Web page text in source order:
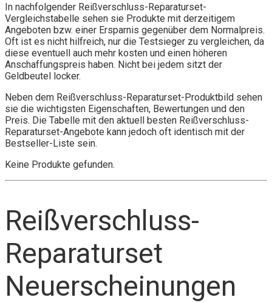
In nachfolgender Reißverschluss-Reparaturset-
Vergleichstabelle sehen sie Produkte mit derzeitigem
Angeboten bzw. einer Ersparnis gegenüber dem Normalpreis.
Oft ist es nicht hilfreich, nur die Testsieger zu vergleichen, da
diese eventuell auch mehr kosten und einen höheren
Anschaffungspreis haben. Nicht bei jedem sitzt der
Geldbeutel locker.
Neben dem Reißverschluss-Reparaturset-Produktbild sehen
sie die wichtigsten Eigenschaften, Bewertungen und den
Preis. Die Tabelle mit den aktuell besten Reißverschluss-
Reparaturset-Angebote kann jedoch oft identisch mit der
Bestseller-Liste sein.
Keine Produkte gefunden.
Reißverschluss-
Reparaturset
Neuerscheinungen